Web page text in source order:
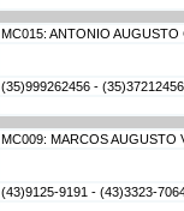
MC015: ANTONIO
(35)999262456 -
MC009: MARCOS AUGUSTO
(43)9125-9191 - (43)3323-